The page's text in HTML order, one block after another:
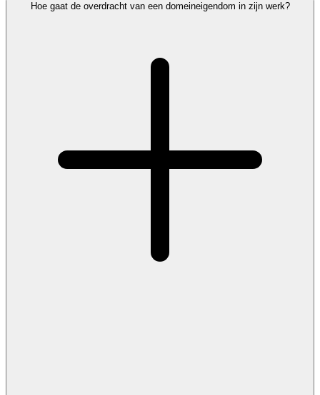
Hoe gaat de overdracht van een domeineigendom in zijn werk?